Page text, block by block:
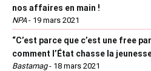
nos affaires en main !
NPA- 19 mars 2021
“C’est parce que c’est une free
comment l’État chasse la
Bastamag- 18 mars 2021